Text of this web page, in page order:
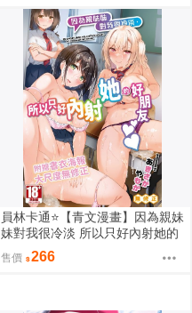
員林卡通⭐️【青文漫畫】因為親妹
妹對我很冷淡 所以只好內射她的
好朋友（全） 作者： あきさかや
もか
售價 266